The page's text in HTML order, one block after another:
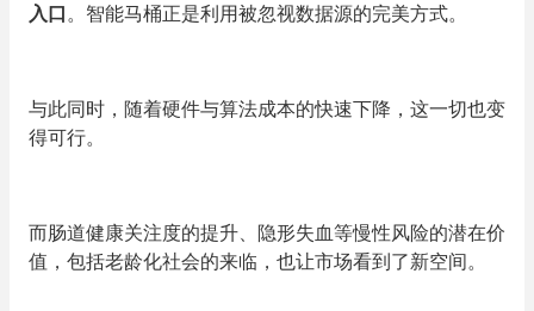
入口 。智能马桶正是利用被忽视数据源的完美方式。
与此同时，随着硬件与算法成本的快速下降，这一切也变
得可行。
而肠道健康关注度的提升、隐形失血等慢性风险的潜在价
值，包括老龄化社会的来临，也让市场看到了新空间。